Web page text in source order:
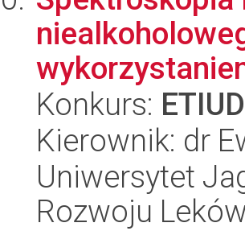
Konkurs:
Kierownik: dr
Uniwersytet
Rozwoju